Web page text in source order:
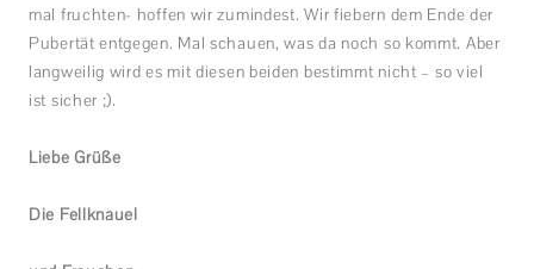
mal fruchten- hoffen wir zumindest. Wir fiebern dem Ende der
Pubertät entgegen. Mal schauen, was da noch so kommt. Aber
langweilig wird es mit diesen beiden bestimmt nicht – so viel
ist sicher ;).
Liebe Grüße
Die Fellknäuel